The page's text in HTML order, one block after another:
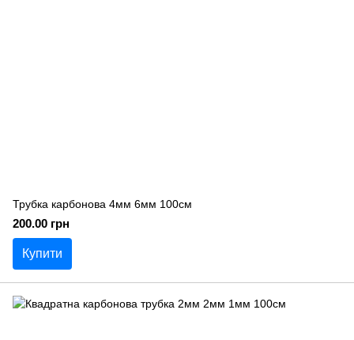
Трубка карбонова 4мм 6мм 100см
200.00 грн
Купити